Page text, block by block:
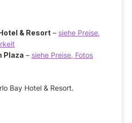
& Resort – siehe Preise,
Plaza – siehe Preise, Fotos